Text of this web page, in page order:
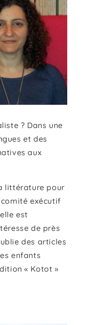
? Dans une
et des
aux
littérature pour
exécutif
est
de près
des articles
enfants
« Kotot »